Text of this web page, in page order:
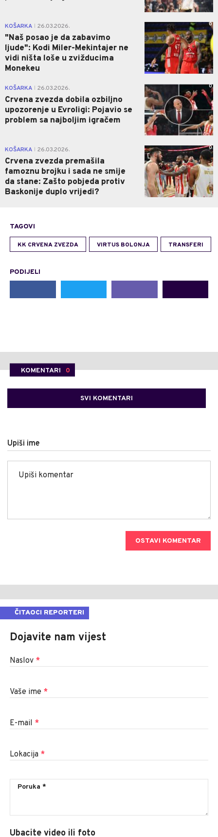
KOŠARKA 26.03.2026.
"Naš posao je da zabavimo
ljude": Kodi Miler-Mekintajer ne
vidi ništa loše u zvižducima
Monekeu
0
KOŠARKA 26.03.2026.
Crvena zvezda dobila ozbiljno
upozorenje u Evroligi: Pojavio se
problem sa najboljim igračem
0
KOŠARKA 26.03.2026.
Crvena zvezda premašila
famoznu brojku i sada ne smije
da stane: Zašto pobjeda protiv
Baskonije duplo vrijedi?
0
TAGOVI
KK CRVENA ZVEZDA VIRTUS BOLONJA TRANSFERI
PODIJELI
KOMENTARI 0
SVI KOMENTARI
Upiši ime
OSTAVI KOMENTAR
ČITAOCI REPORTERI
Dojavite nam vijest
Naslov *
Vaše ime *
E-mail *
Lokacija *
Ubacite video ili foto